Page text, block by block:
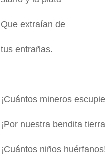
Que extraían de
tus entrañas.
¡Cuántos mineros
¡Por nuestra bendita
¡Cuántos niños